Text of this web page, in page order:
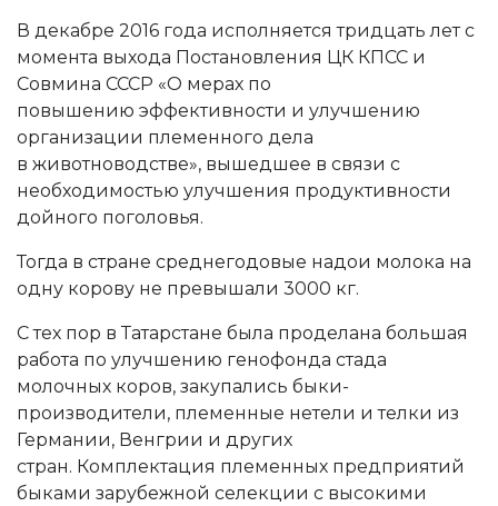
В декабре 2016 года исполняется тридцать лет с
момента выхода Постановления ЦК КПСС и
Совмина СССР «О мерах по
повышению эффективности и улучшению
организации племенного дела
в животноводстве», вышедшее в связи с
необходимостью улучшения продуктивности
дойного поголовья.
Тогда в стране среднегодовые надои молока на
одну корову не превышали 3000 кг.
С тех пор в Татарстане была проделана большая
работа по улучшению генофонда стада
молочных коров, закупались быки-
производители, племенные нетели и телки из
Германии, Венгрии и других
стран. Комплектация племенных предприятий
быками зарубежной селекции с высокими